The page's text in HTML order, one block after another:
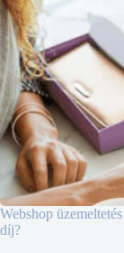
Webshop
díj?